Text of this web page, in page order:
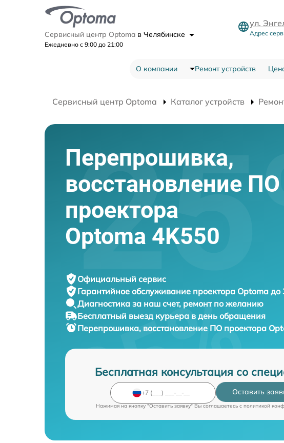
Сервисный центр Optoma в Челябинске
Ежедневно с 9:00 до 21:00
ул.
Адрес
О компании Ремонт устройств
Сервисный центр Optoma Каталог устройств
Перепрошивка,
восстановление ПО
проектора
Optoma 4K550
Официальный сервис
Гарантийное обслуживание проектора Optoma до
Диагностика за наш счет, ремонт по желанию
Бесплатный выезд курьера в день обращения
Перепрошивка, восстановление ПО проектора
Бесплатная консультация со
Оставить
Нажимая на кнопку "Оставить заявку" Вы соглашаетесь c политикой